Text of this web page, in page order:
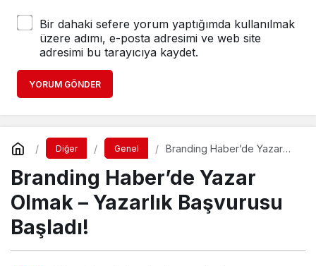
Bir dahaki sefere yorum yaptığımda kullanılmak
üzere adımı, e-posta adresimi ve web site
adresimi bu tarayıcıya kaydet.
YORUM GÖNDER
Diğer Genel
Branding Haber’de Yazar
Başladı!
Branding Haber’de Yazar
Olmak – Yazarlık Başvurusu
Başladı!